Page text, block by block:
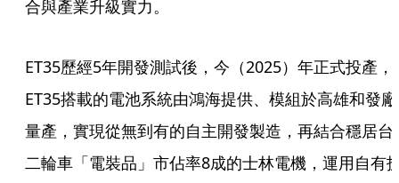
合與產業升級實力。
ET35歷經5年開發測試後，今（2025）年正式投產，
ET35搭載的電池系統由鴻海提供、模組於高雄和發廠
量產，實現從無到有的自主開發製造，再結合穩居台
二輪車「電裝品」市佔率8成的士林電機，運用自有